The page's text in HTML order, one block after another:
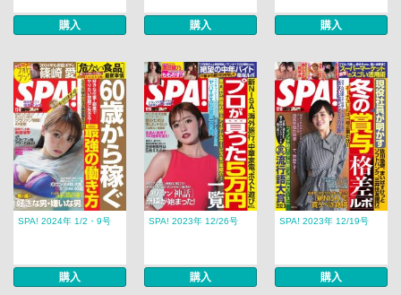
購入 購入 購入
SPA! 2024年 1/2・9号
購入
SPA! 2023年 12/26号
購入
SPA! 2023年 12/19号
購入